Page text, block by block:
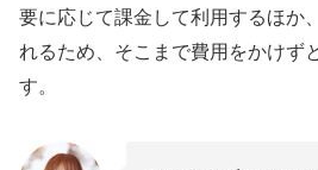
掲示板で「セフレ募集」と
チャットで目的の共有を行う
ワクワクメールでセフレ募
要に応じて課金して利用するほか、
れるため、そこまで費用をかけず
す。